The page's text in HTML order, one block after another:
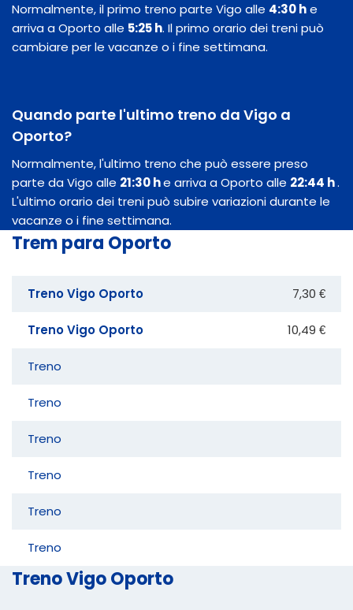
Normalmente, il primo treno parte Vigo alle 4:30 he
arriva a Oporto alle 5:25 h. Il primo orario dei treni può
cambiare per le vacanze o i fine settimana.
Quando parte l'ultimo treno da Vigo a
Oporto?
Normalmente, l'ultimo treno che può essere preso
parte da Vigo alle 21:30 he arriva a Oporto alle 22:44 h.
L'ultimo orario dei treni può subire variazioni durante le
vacanze o i fine settimana.
Trem para Oporto
Treno Vigo Oporto 7,30 €
Treno Vigo Oporto 10,49 €
Treno
Treno
Treno
Treno
Treno
Treno
Treno Vigo Oporto